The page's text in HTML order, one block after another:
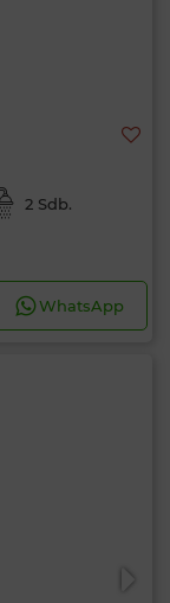
2 Sdb.
WhatsApp